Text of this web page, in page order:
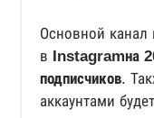
Основной
в Instagramна
подписчиков.
аккаунтами